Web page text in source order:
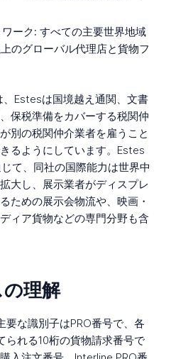
ーク: すべての主要世界地域
のグローバル代理店と貨物フ
Estesは国境越え通関、文書
保税準備をカバーする税関仲
別の税関仲介業者を雇うこと
るようにしています。Estes
て、同社の国際能力は世界中
大し、展示業者がディスプレ
ための展示会物流や、映画・
ィア貨物などの専門分野も含
理解
な識別子はPRO番号で、各
られる10桁の貨物請求番号で